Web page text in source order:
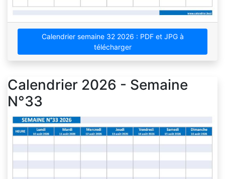
Calendrier semaine 32 2026 : PDF et JPG à
télécharger
Calendrier 2026 - Semaine
N°33